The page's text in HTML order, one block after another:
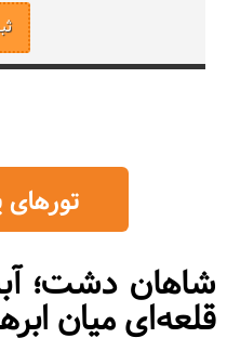
شاهان دشت؛
قلعه‌ای میان